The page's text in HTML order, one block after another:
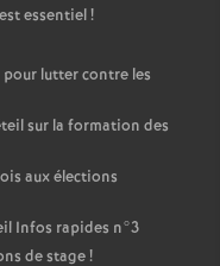
essentiel!
pour lutter contre les
sur la formation des
aux élections
Infos rapides n°3
de stage!